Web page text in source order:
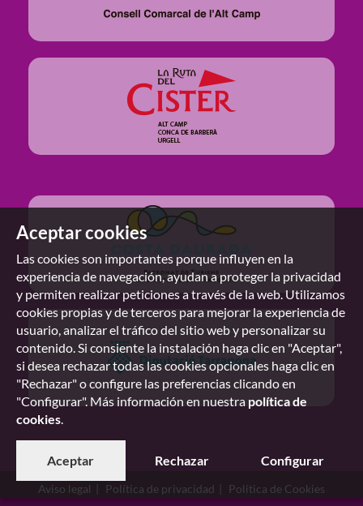
Aceptar cookies
Las cookies son importantes porque influyen en la
experiencia de navegación, ayudan a proteger la privacidad
y permiten realizar peticiones a través de la web. Utilizamos
cookies propias y de terceros para mejorar la experiencia de
usuario, analizar el tráfico del sitio web y personalizar su
contenido. Si consiente la instalación haga clic en "Aceptar",
si desea rechazar todas las cookies opcionales haga clic en
"Rechazar" o configure las preferencias clicando en
"Configurar". Más información en nuestra política de
cookies.
Aceptar Rechazar Configurar
Aviso legal Política de privacidad Política de Cookies